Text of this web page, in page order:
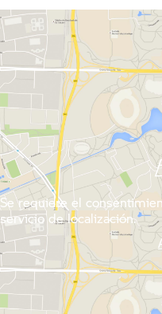
Se requiere el
servicio de localización.